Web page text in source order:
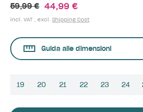
59,99 € 44,99 €
incl. VAT , excl. Shipping Cost
Guida alle dimensioni
19 20 21 22 23 24